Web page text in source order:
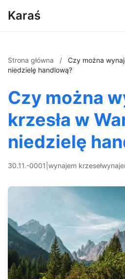
Karaś
Strona główna /
Czy można
niedzielę handlową?
Czy można
krzesła w
niedzielę
30.11.-0001 wynajem krzeseł